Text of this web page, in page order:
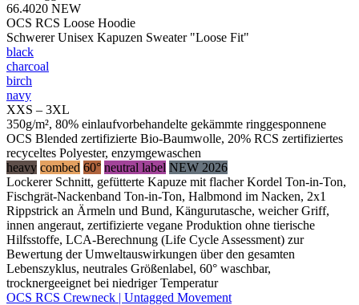
66.4020 NEW
OCS RCS Loose Hoodie
Schwerer Unisex Kapuzen Sweater "Loose Fit"
black
charcoal
birch
navy
XXS – 3XL
350g/m², 80% einlaufvorbehandelte gekämmte ringgesponnene
OCS Blended zertifizierte Bio-Baumwolle, 20% RCS zertifiziertes
recyceltes Polyester, enzymgewaschen
heavy combed 60° neutral label NEW 2026
Lockerer Schnitt, gefütterte Kapuze mit flacher Kordel Ton-in-Ton,
Fischgrät-Nackenband Ton-in-Ton, Halbmond im Nacken, 2x1
Rippstrick an Ärmeln und Bund, Kängurutasche, weicher Griff,
innen angeraut, zertifizierte vegane Produktion ohne tierische
Hilfsstoffe, LCA-Berechnung (Life Cycle Assessment) zur
Bewertung der Umweltauswirkungen über den gesamten
Lebenszyklus, neutrales Größenlabel, 60° waschbar,
trocknergeeignet bei niedriger Temperatur
OCS RCS Crewneck | Untagged Movement